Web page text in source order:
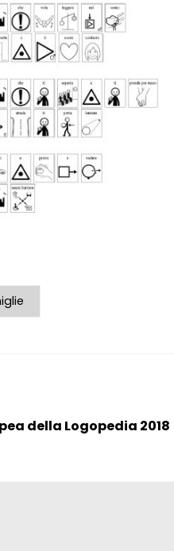
della Logopedia 2018